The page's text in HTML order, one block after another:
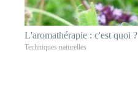
L'aromathérapie : c'est quoi ?
Techniques naturelles